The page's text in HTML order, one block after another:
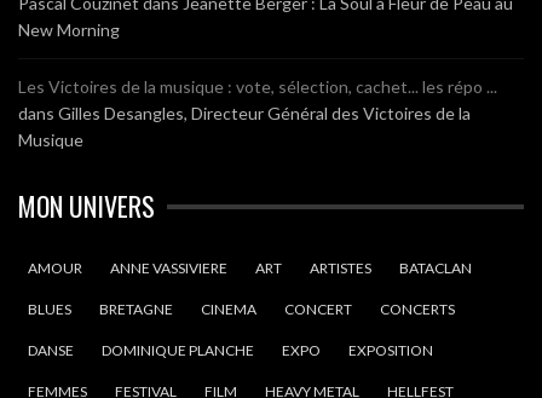
New Morning
Les Victoires de la musique : vote, sélection, cachet... les répo ...
dans Gilles Desangles, Directeur Général des Victoires de la
Musique
MON UNIVERS
AMOUR ANNE VASSIVIERE ART ARTISTES BATACLAN
BLUES BRETAGNE CINEMA CONCERT CONCERTS
DANSE DOMINIQUE PLANCHE EXPO EXPOSITION
FEMMES FESTIVAL FILM HEAVY METAL HELLFEST